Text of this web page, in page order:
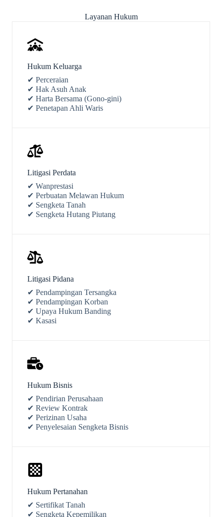
Layanan Hukum
Hukum Keluarga
✔ Perceraian
✔ Hak Asuh Anak
✔ Harta Bersama (Gono-gini)
✔ Penetapan Ahli Waris
Litigasi Perdata
✔ Wanprestasi
✔ Perbuatan Melawan Hukum
✔ Sengketa Tanah
✔ Sengketa Hutang Piutang
Litigasi Pidana
✔ Pendampingan Tersangka
✔ Pendampingan Korban
✔ Upaya Hukum Banding
✔ Kasasi
Hukum Bisnis
✔ Pendirian Perusahaan
✔ Review Kontrak
✔ Perizinan Usaha
✔ Penyelesaian Sengketa Bisnis
Hukum Pertanahan
✔ Sertifikat Tanah
✔ Sengketa Kepemilikan